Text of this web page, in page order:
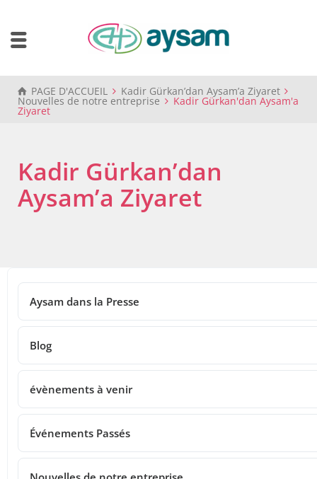
PAGE D'ACCUEIL Kadir Gürkan’dan Aysam’a Ziyaret
Nouvelles de notre entreprise Kadir Gürkan'dan Aysam'a
Ziyaret
Kadir Gürkan’dan
Aysam’a Ziyaret
Kadir Gürkan’dan Aysam’a Ziyaret
Share
Post Views: 63
Aysam dans la Presse
Blog
évènements à venir
Événements Passés